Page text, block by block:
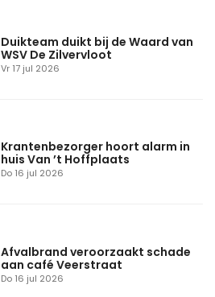
Vr 17 jul 2026
Duikteam duikt bij de Waard van
WSV De Zilvervloot
Do 16 jul 2026
Krantenbezorger hoort alarm in
huis Van ’t Hoffplaats
Do 16 jul 2026
Afvalbrand veroorzaakt schade
aan café Veerstraat